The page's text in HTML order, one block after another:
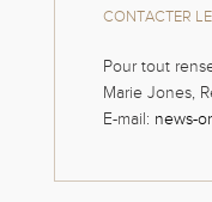
CONTACTER
Pour tout
Marie Jones,
E-mail: news-